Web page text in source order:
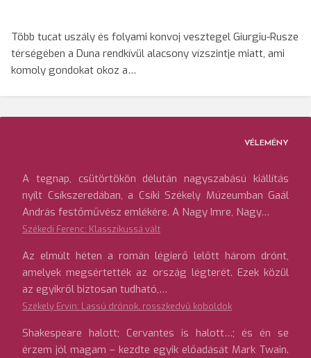
Több tucat uszály és folyami konvoj vesztegel Giurgiu-Rusze
térségében a Duna rendkívül alacsony vízszintje miatt, ami
komoly gondokat okoz a…
VÉLEMÉNY
A tegnap, csütörtökön délután nagyszabású kiállítás
nyílt Csíkszeredában, a Csíki Székely Múzeumban Gaál
András festőművész emlékére. A Nagy Imre, Nagy…
Székedi Ferenc: Klasszikussá vált
Az elmúlt héten a román légierő lelőtt három drónt,
amelyek megsértették az ország légterét. Ezek közül
az egyikről biztosan tudható,…
Székely Ervin: Lassú drónok, rosszkedvű koboldok
Shakespeare halott; Cervantes is halott…; és én se
érzem jól magam – kezdte egyik előadását Mark Twain.